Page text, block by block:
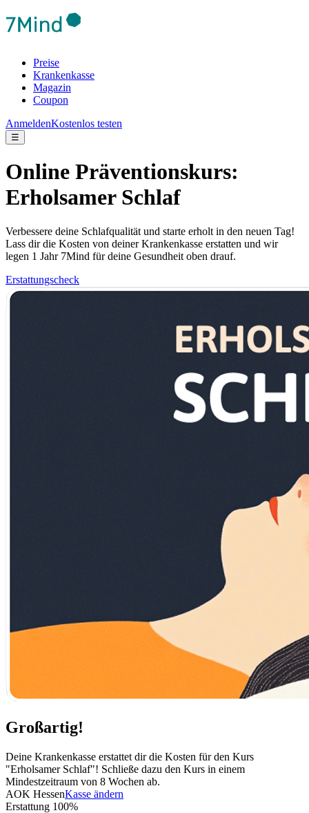
Preise
Krankenkasse
Magazin
Coupon
AnmeldenKostenlos testen
☰
Online Präventionskurs:
Erholsamer Schlaf
Verbessere deine Schlafqualität und starte erholt in den neuen Tag!
Lass dir die Kosten von deiner Krankenkasse erstatten und wir
legen 1 Jahr 7Mind für deine Gesundheit oben drauf.
Erstattungscheck
Großartig!
Deine Krankenkasse erstattet dir die Kosten für den Kurs
"Erholsamer Schlaf"! Schließe dazu den Kurs in einem
Mindestzeitraum von 8 Wochen ab.
AOK HessenKasse ändern
Erstattung 100%